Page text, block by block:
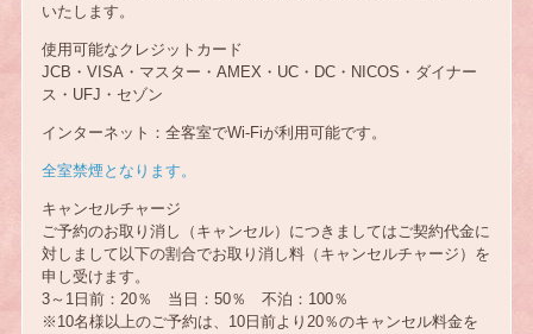
いたします。
使用可能なクレジットカード
JCB・VISA・マスター・AMEX・UC・DC・NICOS・ダイナー
ス・UFJ・セゾン
インターネット：全客室でWi-Fiが利用可能です。
全室禁煙となります。
キャンセルチャージ
ご予約のお取り消し（キャンセル）につきましてはご契約代金に
対しまして以下の割合でお取り消し料（キャンセルチャージ）を
申し受けます。
3～1日前：20％ 当日：50％ 不泊：100％
※10名様以上のご予約は、10日前より20％のキャンセル料金を